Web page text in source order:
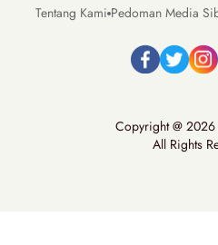
Tentang Kami Pedoman Media
Copyright @ 2026
All Rights